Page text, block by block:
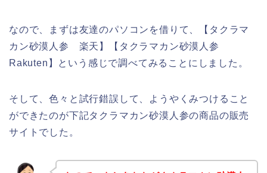
なので、まずは友達のパソコンを借りて、【タクラマ
カン砂漠人参 楽天】【タクラマカン砂漠人参
Rakuten】という感じで調べてみることにしました。
そして、色々と試行錯誤して、ようやくみつけること
ができたのが下記タクラマカン砂漠人参の商品の販売
サイトでした。